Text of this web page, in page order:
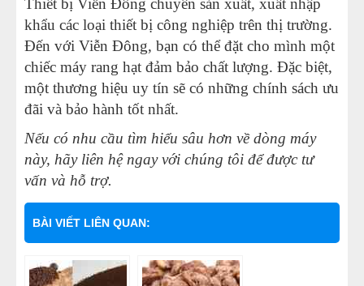
Thiết bị Viễn Đông chuyên sản xuất, xuất nhập
khẩu các loại thiết bị công nghiệp trên thị trường.
Đến với Viễn Đông, bạn có thể đặt cho mình một
chiếc máy rang hạt đảm bảo chất lượng. Đặc biệt,
một thương hiệu uy tín sẽ có những chính sách ưu
đãi và bảo hành tốt nhất.
Nếu có nhu cầu tìm hiểu sâu hơn về dòng máy
này, hãy liên hệ ngay với chúng tôi để được tư
vấn và hỗ trợ.
BÀI VIẾT LIÊN QUAN: